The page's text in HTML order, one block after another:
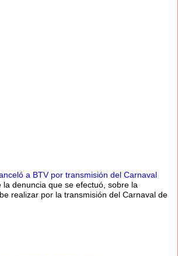
a BTV por transmisión del Carnaval
la denuncia que se efectuó, sobre la
realizar por la transmisión del Carnaval de